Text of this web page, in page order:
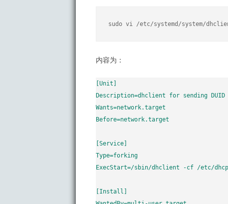
sudo vi /etc/systemd/system/
内容为：
[Unit]
Description=dhclient for sending DUID
Wants=network.target
Before=network.target
[Service]
Type=forking
ExecStart=/sbin/dhclient -cf /etc/
[Install]